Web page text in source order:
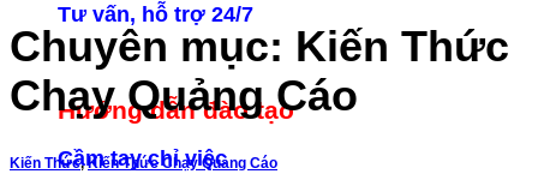
Tư vấn, hỗ trợ 24/7
Hướng dẫn đào tạo
Cầm tay chỉ việc
Chuyên mục: Kiến Thức
Chạy Quảng Cáo
Kiến Thức,Kiến Thức Chạy Quảng Cáo